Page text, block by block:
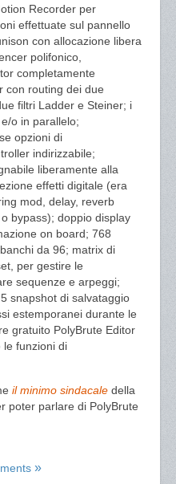
Recorder per
effettuate sul pannello
con allocazione libera
polifonico,
completamente
con routing dei due
filtri Ladder e Steiner; i
o in parallelo;
opzioni di
indirizzabile;
liberamente alla
effetti digitale (era
mod, delay, reverb
bypass); doppio display
on board; 768
da 96; matrix di
per gestire le
sequenze e arpeggi;
snapshot di salvataggio
estemporanei durante le
gratuito PolyBrute Editor
le funzioni di
il minimo sindacale della
poter parlare di PolyBrute